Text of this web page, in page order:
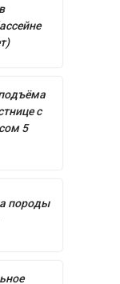
с
5
породы